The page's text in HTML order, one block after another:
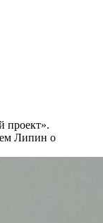
проект».
Липин о